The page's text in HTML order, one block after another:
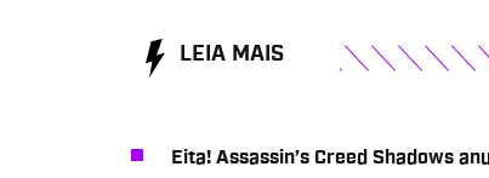
LEIA MAIS
Eita! Assassin’s Creed Shadows